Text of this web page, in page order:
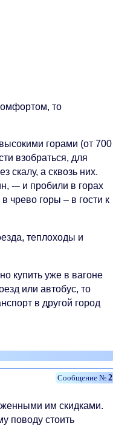
то
горами (от 700
взобраться, для
скалу, а сквозь них.
-– и пробили в горах
чрево горы – в гости к
теплоходы и
купить уже в вагоне
или автобус, то
в другой город
2
им скидками.
поводу стоить